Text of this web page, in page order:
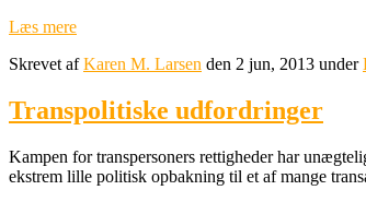
Læs mere
Skrevet afKaren M. Larsen den 2 jun, 2013 under
Transpolitiske udfordringer
Kampen for transpersoners rettigheder har
ekstrem lille politisk opbakning til et af mange